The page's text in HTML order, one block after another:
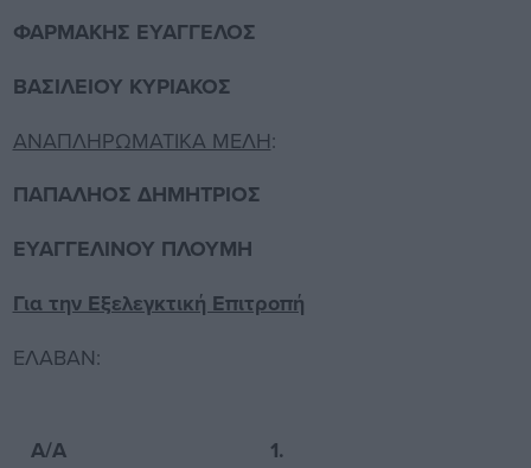
ΦΑΡΜΑΚΗΣ ΕΥΑΓΓΕΛΟΣ
ΒΑΣΙΛΕΙΟΥ ΚΥΡΙΑΚΟΣ
ΑΝΑΠΛΗΡΩΜΑΤΙΚΑ ΜΕΛΗ:
ΠΑΠΑΛΗΟΣ ΔΗΜΗΤΡΙΟΣ
ΕΥΑΓΓΕΛΙΝΟΥ ΠΛΟΥΜΗ
Για την Εξελεγκτική Επιτροπή
ΕΛΑΒΑΝ:
Α/Α 1.